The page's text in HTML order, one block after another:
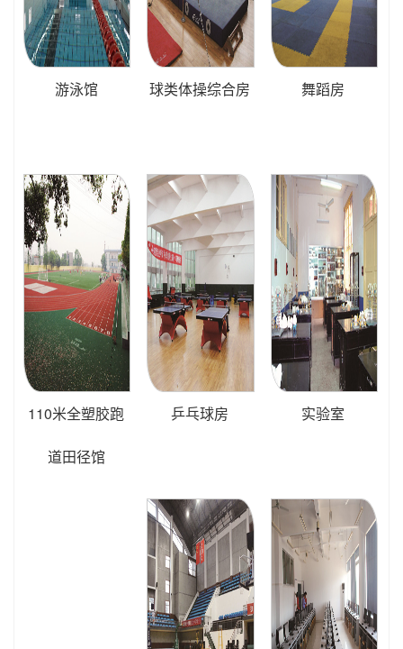
游泳馆 球类体操综合房 舞蹈房
110米全塑胶跑
道田径馆
乒乓球房 实验室